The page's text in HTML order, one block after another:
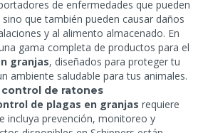
de enfermedades que pueden
que también pueden causar daños
y al alimento almacenado. En
gama completa de productos para el
granjas, diseñados para proteger tu
ambiente saludable para tus animales.
de ratones
de plagas en granjas requiere
incluya prevención, monitoreo y